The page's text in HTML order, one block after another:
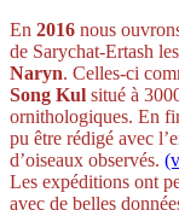
En 2016 nous
de Sarychat-Ertash
Naryn. Celles-ci
Song Kul situé à
ornithologiques. En
pu être rédigé avec
d’oiseaux observés.
Les expéditions ont
avec de belles